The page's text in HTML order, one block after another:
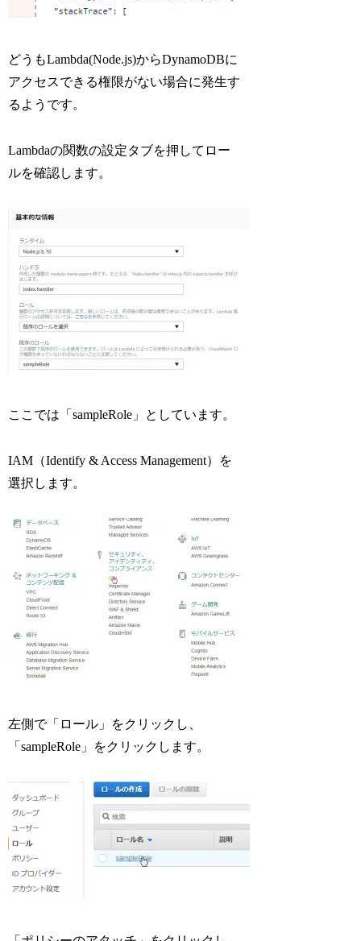
どうもLambda(Node.js)からDynamoDBに
アクセスできる権限がない場合に発生す
るようです。
Lambdaの関数の設定タブを押してロー
ルを確認します。
ここでは「sampleRole」としています。
IAM（Identify & Access Management）を
選択します。
左側で「ロール」をクリックし、
「sampleRole」をクリックします。